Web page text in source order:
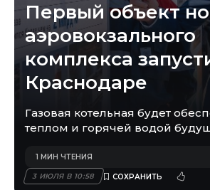
Первый объект
аэровокзального
комплекса
Краснодаре
Газовая котельная будет
теплом и горячей водой
3 ИЮЛЯ В 10:58
1 МИН ЧТЕНИЯ